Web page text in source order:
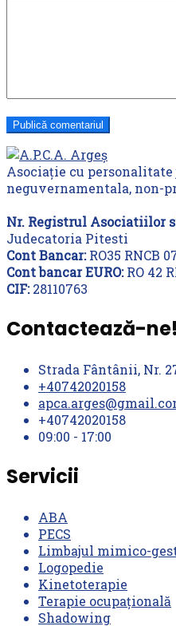
Asociație cu
neguvernamentala, non-
Nr. Registrul Asociatiilor
Judecatoria Pitesti
Cont Bancar:RO35 RNCB
Cont bancar EURO:RO 42
CIF:28110763
Contactează-ne!
Strada Fântânii, Nr.
+40742020158
+40742020158
09:00 - 17:00
Servicii
ABA
PECS
Limbajul mimico-
Logopedie
Kinetoterapie
Terapie ocupațională
Shadowing